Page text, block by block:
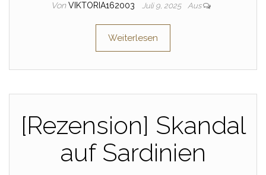
Von VIKTORIA162003 Juli 9, 2025 Aus
Weiterlesen
[Rezension] Skandal
auf Sardinien